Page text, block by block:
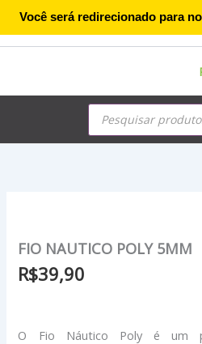
o
Pesquisar
produtos
FIO NAUTICO POLY 5MM
R$39,90
O Fio Náutico Poly é um
Você será redirecionado para